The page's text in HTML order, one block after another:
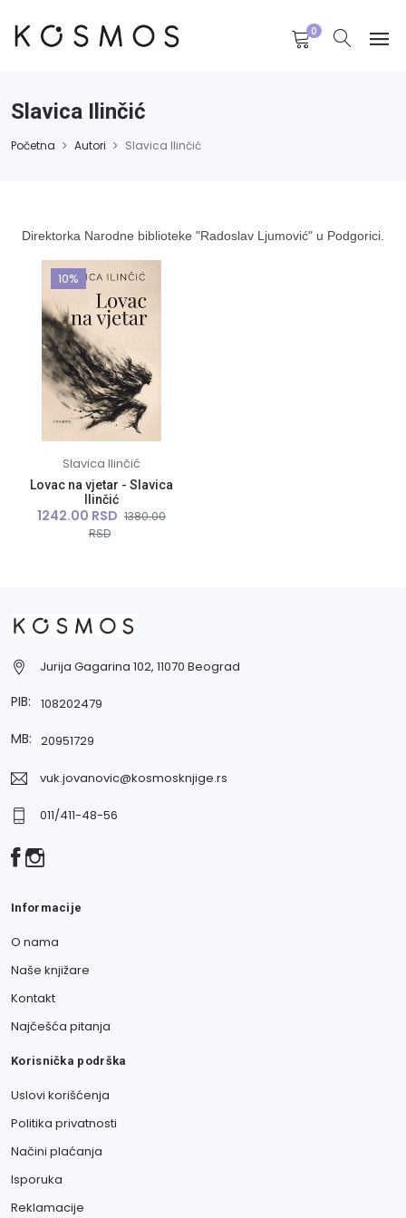
0
Slavica Ilinčić
Početna Autori Slavica Ilinčić
Direktorka Narodne biblioteke "Radoslav Ljumović" u Podgorici.
10%
Slavica Ilinčić
Lovac na vjetar - Slavica
Ilinčić
1242.00 RSD 1380.00
RSD
Jurija Gagarina 102, 11070 Beograd
PIB: 108202479
MB: 20951729
vuk.jovanovic@kosmosknjige.rs
011/411-48-56
Informacije
O nama
Naše knjižare
Kontakt
Najčešća pitanja
Korisnička podrška
Uslovi korišćenja
Politika privatnosti
Načini plaćanja
Isporuka
Reklamacije